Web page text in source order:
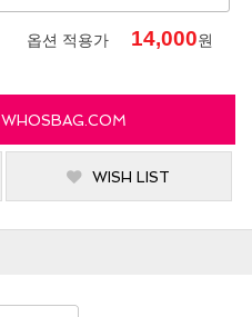
옵션 적용가 14,000원
WHOSBAG.COM
WISH LIST